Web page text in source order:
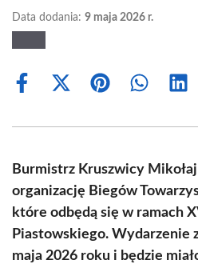
Data dodania: 9 maja 2026 r.
Share
Share
(Twitter)
Share Share
Burmistrz Kruszwicy Mikołaj
organizację Biegów
które odbędą się w ramach
Piastowskiego. Wydarzenie
maja 2026 roku i będzie